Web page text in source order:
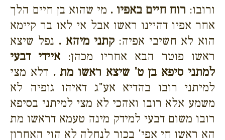
ורובו: רוח חיים באפיו . מי שהוא בן חיים הלך
אחר אפיו דהיינו ראשו אבל אי לאו בר קיימא
הוא לא חשיבי אפיה:קתני מיהא . נפל שיצא
ראשו פוטר הבא אחריו מכהן: איידי דבעי
למתני סיפא בן ט' שיצא ראשו מת . דלא מצי
למיתני רובו בהדיא אע"ג דאיהו גופיה לא
משמע אלא רובו ואהכי לא מצי למיתני בסיפא
רובו משום דבעי למידק מינה טעמא דראשו מת
הא ראשו חי אפי' בכור לנחלה לא הוי האחרון